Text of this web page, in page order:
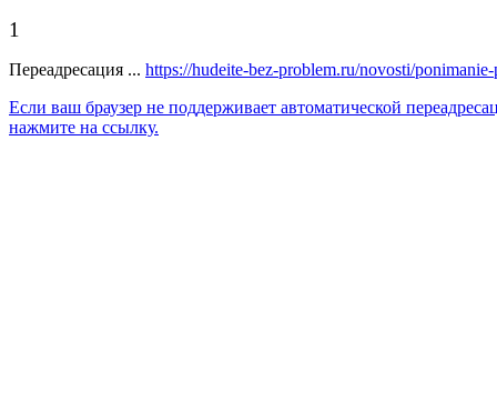
1
Переадресация ... https://hudeite-bez-problem.ru/novosti/
Если ваш браузер не поддерживает автоматической
нажмите на ссылку.